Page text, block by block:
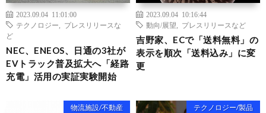
2023.09.04 11:01:00
テクノロジー
プレスリリースな
ど
NEC、ENEOS、日通の3社が
EVトラック普及拡大へ「経路
充電」活用の実証実験開始
2023.09.04 10:16:44
動向/展望
プレスリリースなど
吉野家、ECで「送料無料」の
表示を順次「送料込み」に変
更
物流施設/不動産 テクノロジー/製品